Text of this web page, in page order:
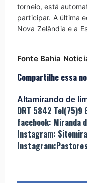
torneio, está
participar. A última
Nova Zelândia e a
Fonte Bahia
Compartilhe essa
Altamirando de
DRT 5842 Tel(75)9
facebook: Miranda
Instagram: